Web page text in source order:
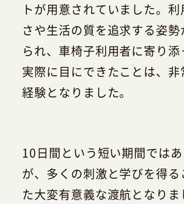
トが用意されていました。
さや生活の質を追求する姿勢
られ、車椅子利用者に寄り添
実際に目にできたことは、
経験となりました。
10日間という短い期間では
が、多くの刺激と学びを得る
た大変有意義な渡航となりま